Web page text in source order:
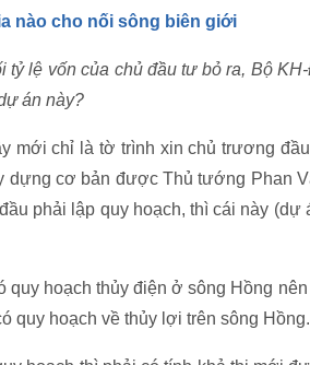
nào cho nối sông biên giới
tỷ lệ vốn của chủ đầu tư bỏ ra, Bộ
án này?
mới chỉ là tờ trình xin chủ trương
dựng cơ bản được Thủ tướng Phan
phải lập quy hoạch, thì cái này
quy hoạch thủy điện ở sông Hồng
quy hoạch về thủy lợi trên sông Hồng.